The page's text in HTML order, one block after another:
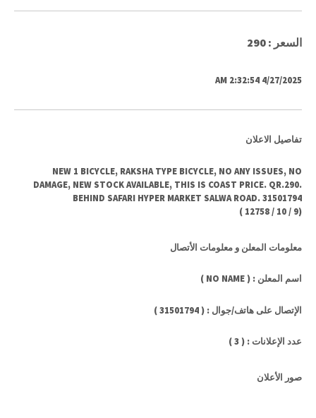
السعر : 290
4/27/2025 2:32:54 AM
تفاصيل الاعلان
NEW 1 BICYCLE, RAKSHA TYPE BICYCLE, NO ANY ISSUES, NO
DAMAGE, NEW STOCK AVAILABLE, THIS IS COAST PRICE. QR.290.
BEHIND SAFARI HYPER MARKET SALWA ROAD. 31501794
(
9
/
10
/
12758
)
معلومات المعلن و معلومات الأتصال
اسم المعلن : ( NO NAME )
الإتصال على هاتف/جوال : ( 31501794 )
عدد الإعلانات : ( 3 )
صور الأعلان